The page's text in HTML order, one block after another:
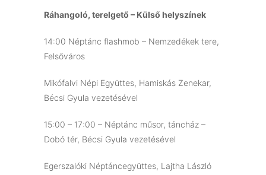
Ráhangoló, terelgető – Külső helyszínek
14:00 Néptánc flashmob – Nemzedékek tere,
Felsőváros
Mikófalvi Népi Együttes, Hamiskás Zenekar,
Bécsi Gyula vezetésével
15:00 – 17:00 – Néptánc műsor, táncház –
Dobó tér, Bécsi Gyula vezetésével
Egerszalóki Néptáncegyüttes, Lajtha László